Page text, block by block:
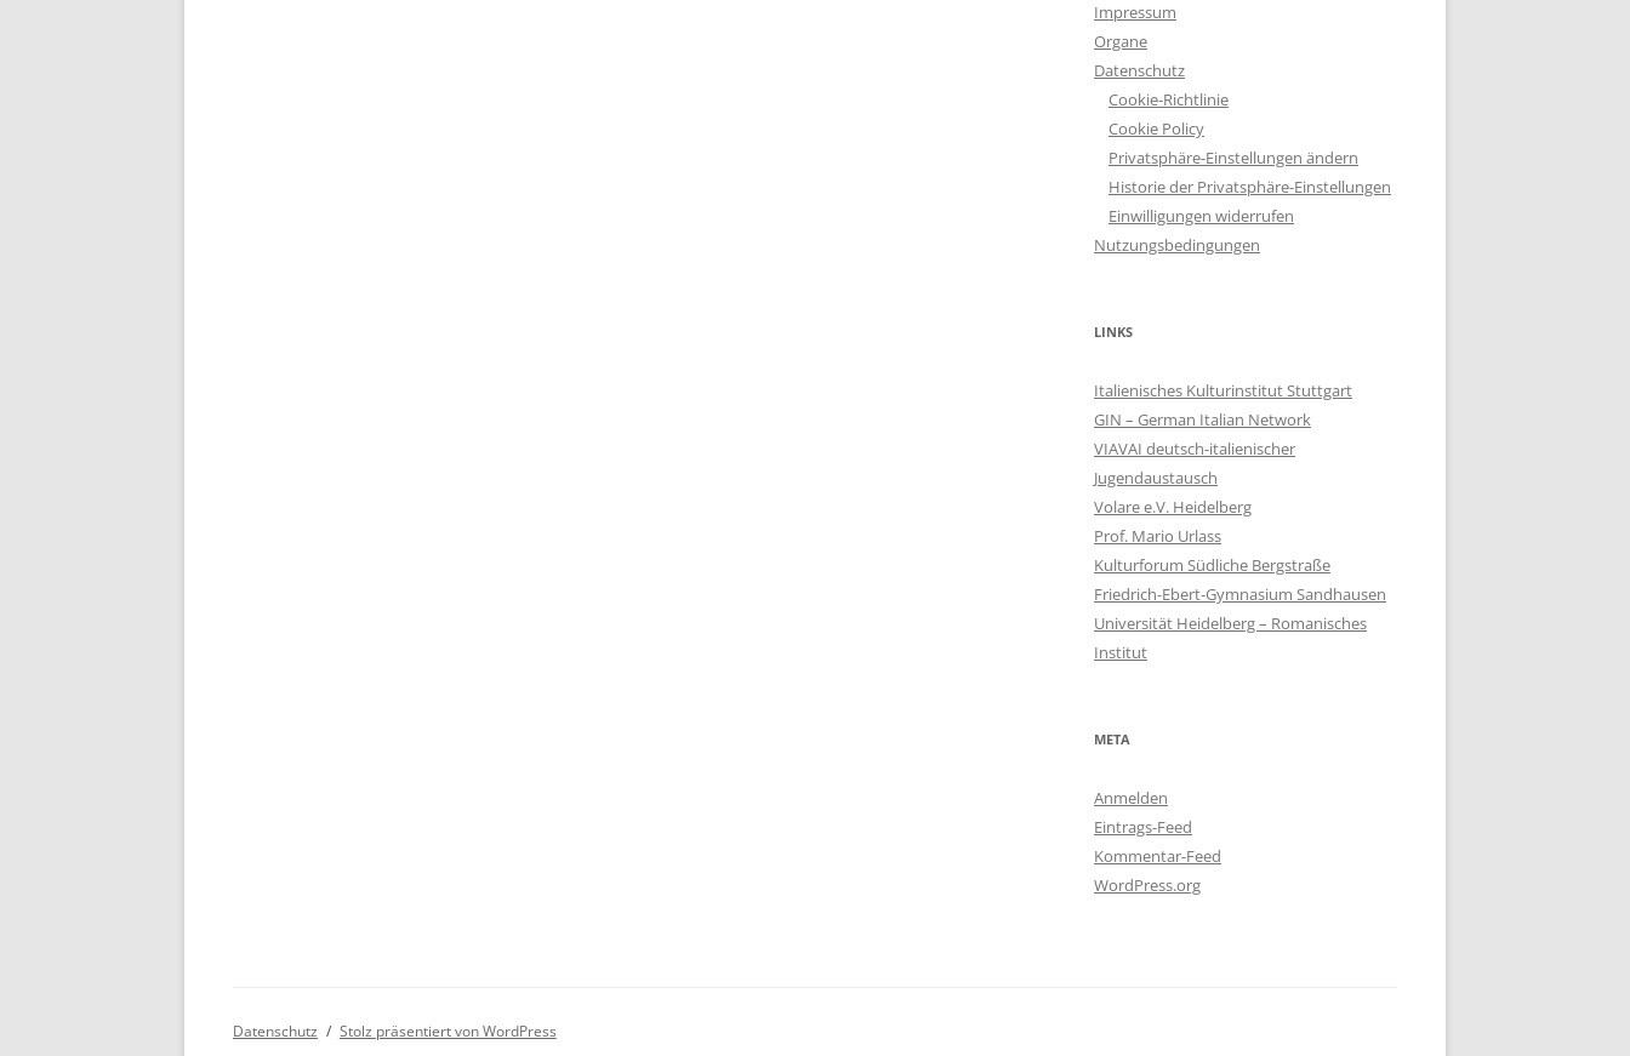
Impressum
Organe
Datenschutz
Cookie-Richtlinie
Cookie Policy
Privatsphäre-Einstellungen ändern
Historie der Privatsphäre-Einstellungen
Einwilligungen widerrufen
Nutzungsbedingungen
LINKS
Italienisches Kulturinstitut Stuttgart
GIN – German Italian Network
VIAVAI deutsch-italienischer
Jugendaustausch
Volare e.V. Heidelberg
Prof. Mario Urlass
Kulturforum Südliche Bergstraße
Friedrich-Ebert-Gymnasium Sandhausen
Universität Heidelberg – Romanisches
Institut
META
Anmelden
Eintrags-Feed
Kommentar-Feed
WordPress.org
Datenschutz Stolz präsentiert von WordPress